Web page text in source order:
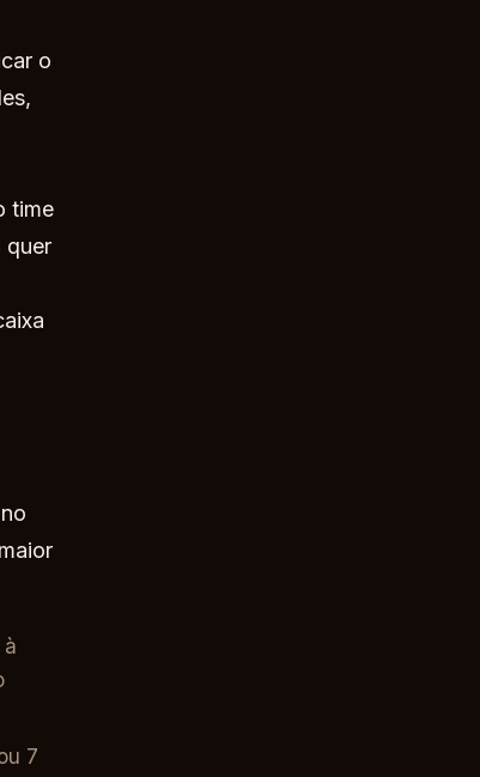
o
time
quer
7